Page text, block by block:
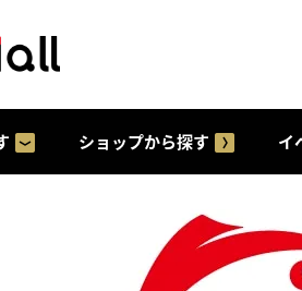
ショップから探す イ